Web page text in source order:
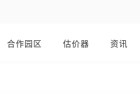
合作园区 估价器 资讯